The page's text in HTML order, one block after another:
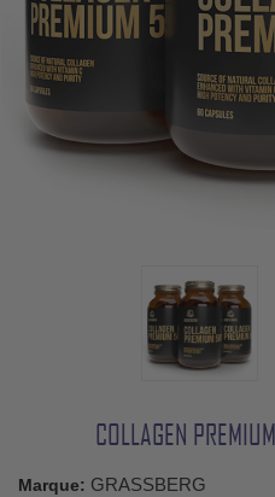
COLLAGEN
Marque: GRASSBERG